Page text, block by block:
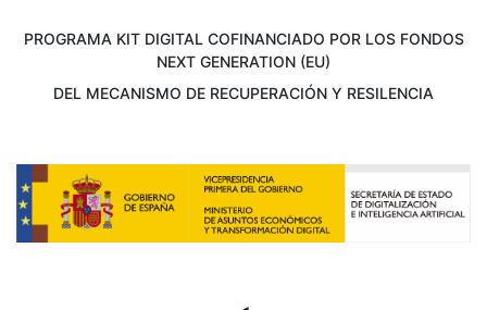
PROGRAMA KIT DIGITAL COFINANCIADO POR LOS FONDOS
NEXT GENERATION (EU)
DEL MECANISMO DE RECUPERACIÓN Y RESILENCIA